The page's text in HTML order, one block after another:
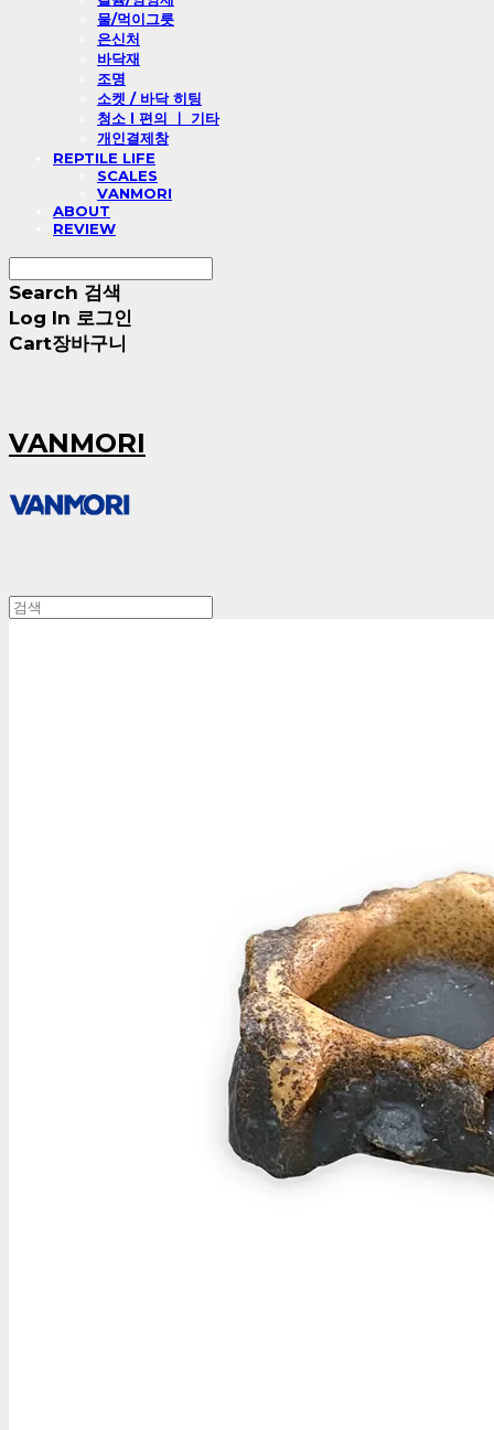
물/먹이그릇
은신처
바닥재
조명
소켓 / 바닥 히팅
청소 l 편의 ㅣ 기타
개인결제창
REPTILE LIFE
SCALES
VANMORI
ABOUT
REVIEW
Search 검색
Log In 로그인
Cart장바구니
VANMORI